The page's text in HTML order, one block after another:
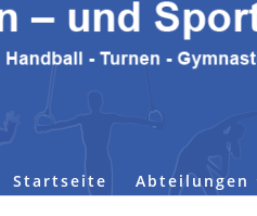
Startseite Abteilungen